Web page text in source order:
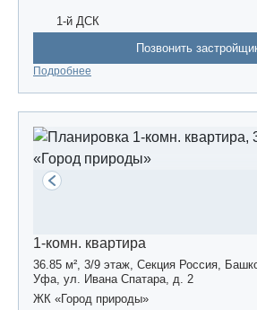
1-й ДСК
Позвонить
Подробнее
1-комн. квартира
36.85 м², 3/9 этаж, Секция Россия,
Уфа, ул. Ивана Спатара, д. 2
ЖК «Город природы»